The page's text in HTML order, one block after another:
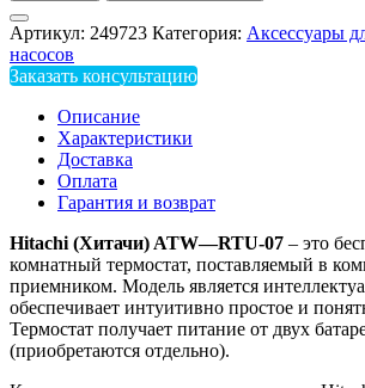
Артикул: 249723 Категория: Аксессуары
насосов
Заказать консультацию
Описание
Характеристики
Доставка
Оплата
Гарантия и возврат
Hitachi (Хитачи) ATW—RTU-07 – это
комнатный термостат, поставляемый в
приемником. Модель является
обеспечивает интуитивно простое и
Термостат получает питание от двух
(приобретаются отдельно).